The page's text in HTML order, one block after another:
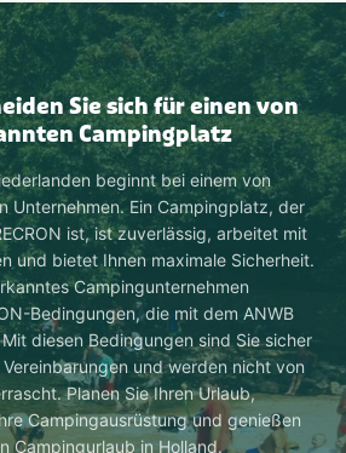
Sie sich für einen von
Campingplatz
beginnt bei einem von
Unternehmen. Ein Campingplatz, der
ist, ist zuverlässig, arbeitet mit
und bietet Ihnen maximale Sicherheit.
Campingunternehmen
Bedingungen, die mit dem ANWB
diesen Bedingungen sind Sie sicher
und werden nicht von
Planen Sie Ihren Urlaub,
Campingausrüstung und genießen
Campingurlaub in Holland.